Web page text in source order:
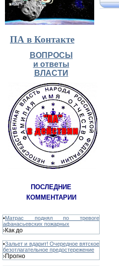
ПА в Контакте
ВОПРОСЫ
и ответы
ВЛАСТИ
ПОСЛЕДНИЕ
КОММЕНТАРИИ
•Матрас поднял по тревоге
афанасьевских пожарных
›Как до
•Зальет и вдарит! Очередное вятское
безотлагательное предостережение
›Прогно